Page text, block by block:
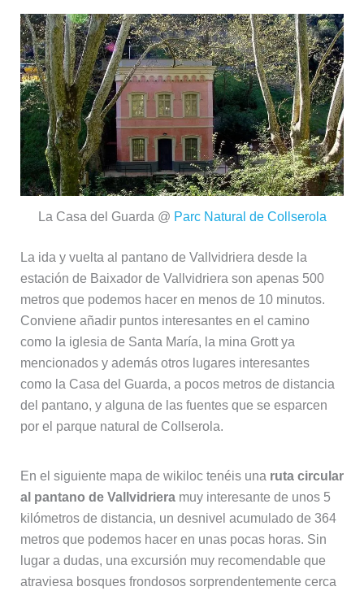
La Casa del Guarda @ Parc Natural de Collserola
La ida y vuelta al pantano de Vallvidriera desde la
estación de Baixador de Vallvidriera son apenas 500
metros que podemos hacer en menos de 10 minutos.
Conviene añadir puntos interesantes en el camino
como la iglesia de Santa María, la mina Grott ya
mencionados y además otros lugares interesantes
como la Casa del Guarda, a pocos metros de distancia
del pantano, y alguna de las fuentes que se esparcen
por el parque natural de Collserola.
En el siguiente mapa de wikiloc tenéis una ruta circular
al pantano de Vallvidrieramuy interesante de unos 5
kilómetros de distancia, un desnivel acumulado de 364
metros que podemos hacer en unas pocas horas. Sin
lugar a dudas, una excursión muy recomendable que
atraviesa bosques frondosos sorprendentemente cerca